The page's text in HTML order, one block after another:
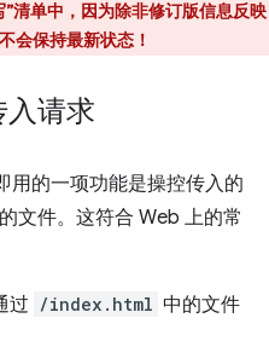
清单中，因为除非修订版信息反映
会保持最新状态！
请求
用的一项功能是操控传入的
文件。这符合 Web 上的常
过 /index.html 中的文件